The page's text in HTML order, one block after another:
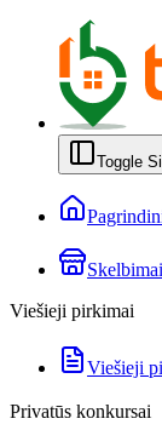
Toggle
Skelbimai
Viešieji pirkimai
Viešieji
Privatūs konkursai